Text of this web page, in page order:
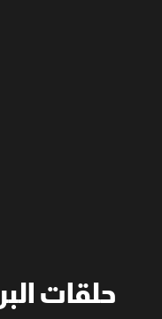
حلقات